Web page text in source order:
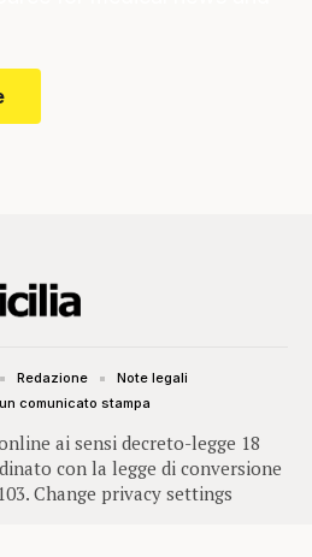
ai sensi decreto-legge 18
con la legge di conversione
Change privacy settings
Redazione
Note legali
comunicato stampa